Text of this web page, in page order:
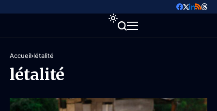
Accueil létalité
létalité